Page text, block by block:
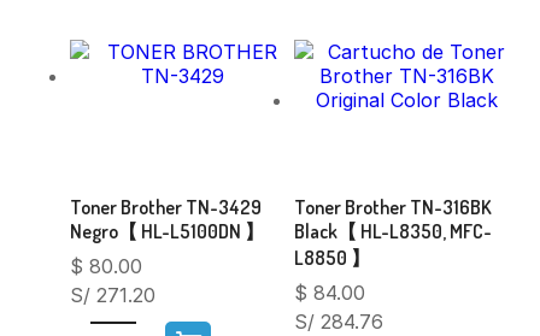
Toner Brother TN-3429
Negro【 HL-L5100DN 】
$ 80.00
S/ 271.20
Toner Brother TN-316BK
Black【 HL-L8350, MFC-
L8850 】
$ 84.00
S/ 284.76